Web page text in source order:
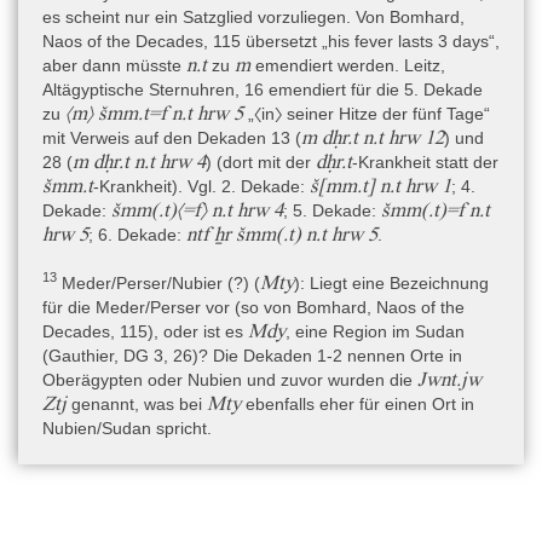
ugriff 06.02.2026)
https://de.wikipedia.org/wiki/Naos_der_Dekaden(Zugriff
06.02.2026)
Autoren
Dr. Peter Dils
Autoren (Metadaten)
Dr. Peter Dils
es scheint nur ein Satzglied vorzuliegen. Von Bomhard,
Naos of the Decades, 115 übersetzt „his fever lasts 3 days“,
aber dann müsste n.tzu memendiert werden. Leitz,
Altägyptische Sternuhren, 16 emendiert für die 5. Dekade
zu 〈m〉 šmm.t=f n.t hrw 5„〈in〉 seiner Hitze der fünf Tage“
mit Verweis auf den Dekaden 13 (m dḥr.t n.t hrw 12) und
28 (m dḥr.t n.t hrw 4) (dort mit der dḥr.t-Krankheit statt der
šmm.t-Krankheit). Vgl. 2. Dekade: š[mm.t] n.t hrw 1; 4.
Dekade: šmm(.t)〈=f〉 n.t hrw 4; 5. Dekade: šmm(.t)=f n.t
hrw 5; 6. Dekade: ntf ẖr šmm(.t) n.t hrw 5.
13 Meder/Perser/Nubier (?) (Mty): Liegt eine Bezeichnung
für die Meder/Perser vor (so von Bomhard, Naos of the
Decades, 115), oder ist es Mdy, eine Region im Sudan
(Gauthier, DG 3, 26)? Die Dekaden 1-2 nennen Orte in
Oberägypten oder Nubien und zuvor wurden die Jwnt.jw
Ztjgenannt, was bei Mtyebenfalls eher für einen Ort in
Nubien/Sudan spricht.